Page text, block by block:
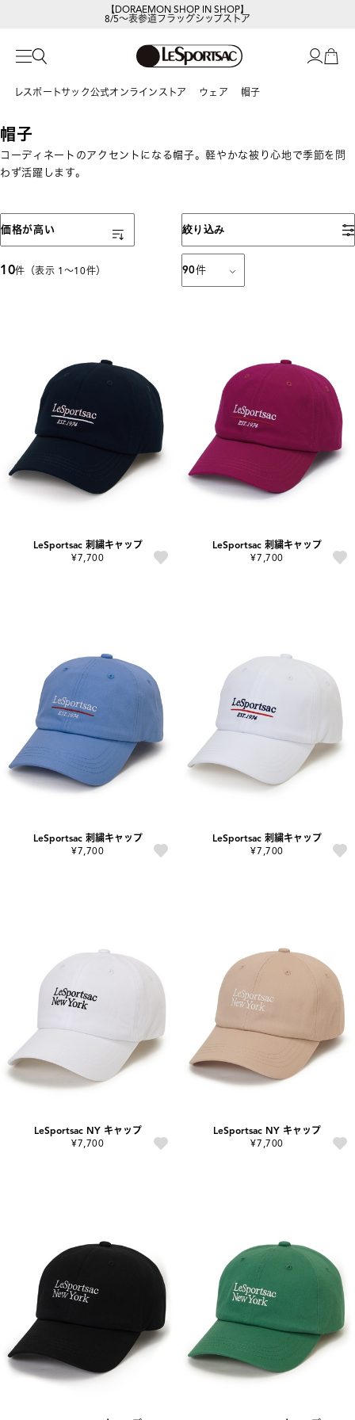
【DORAEMON SHOP IN SHOP】
8/5～表参道フラッグシップストア
レスポートサック公式オンラインストア ウェア 帽子
帽子
コーディネートのアクセントになる帽子。軽やかな被り心地で季節を問
わず活躍します。
絞り込み
10件（表示 1〜10件） 90件
表示順
価格が高い
LeSportsac 刺繍キャップ
¥7,700
LeSportsac 刺繍キャップ
¥7,700
LeSportsac 刺繍キャップ
¥7,700
LeSportsac 刺繍キャップ
¥7,700
LeSportsac NY キャップ
¥7,700
LeSportsac NY キャップ
¥7,700